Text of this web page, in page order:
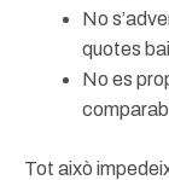
No
quotes
No es
Tot això